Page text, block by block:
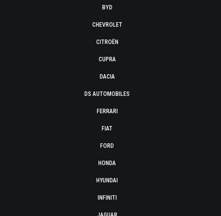
BYD
CHEVROLET
CITROËN
CUPRA
DACIA
DS AUTOMOBILES
FERRARI
FIAT
FORD
HONDA
HYUNDAI
INFINITI